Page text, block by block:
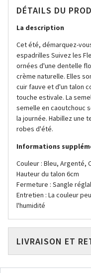
DÉTAILS DU
La description
Cet été, démarquez-
espadrilles Suivez les
ornées d'une dentelle
crème naturelle. Elles
cuir fauve et d'un talon
touche estivale. La
semelle en caoutchouc
la journée. Habillez une
robes d'été.
Informations
Couleur : Bleu, Argenté,
Hauteur du talon 6cm
Fermeture : Sangle
Entretien : La couleur
l'humidité
LIVRAISON ET